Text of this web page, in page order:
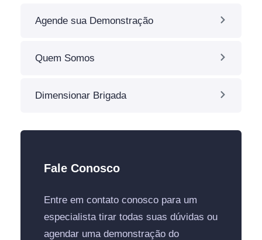
Agende sua Demonstração
Quem Somos
Dimensionar Brigada
Fale Conosco
Entre em contato conosco para um
especialista tirar todas suas dúvidas ou
agendar uma demonstração do